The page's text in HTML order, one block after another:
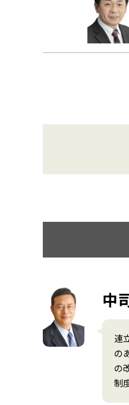
中
連
の
の
制